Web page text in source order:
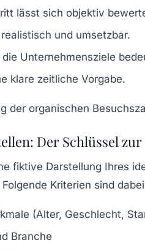
lässt sich objektiv
und umsetzbar.
Unternehmensziele
klare zeitliche Vorgabe.
der organischen
Der Schlüssel
fiktive Darstellung Ihres
Kriterien sind
(Alter, Geschlecht,
Branche